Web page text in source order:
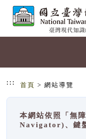
::: 首頁 > 網站導覽
本網站依照「無
Navigator)、鍵